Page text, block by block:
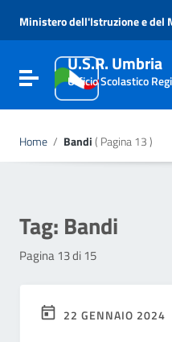
Vai al menu di navigazione
Vai al footer
Ministero dell'Istruzione e del
Attiva / disattiva la
U.S.R. Umbria
Ufficio Scolastico
Home / Bandi( Pagina 13 )
Tag: Bandi
Pagina 13 di 15
22 GENNAIO 2024